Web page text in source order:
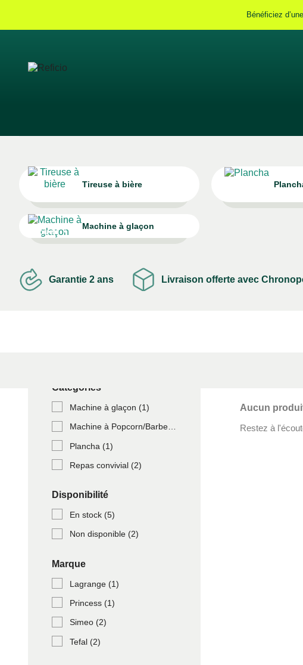
Bénéficiez
Accueil Festifs
Tireuse à bière
Machine à glaçon
Garantie 2 ans Livraison offerte avec
Catégories
Machine à glaçon (1)
Machine à Popcorn/Barbe à papa
Plancha (1)
Repas convivial (2)
Disponibilité
En stock (5)
Non disponible (2)
Marque
Lagrange (1)
Princess (1)
Simeo (2)
Tefal (2)
Aucun
Restez à